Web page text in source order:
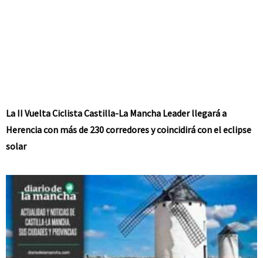
La II Vuelta Ciclista Castilla-La Mancha Leader llegará a
Herencia con más de 230 corredores y coincidirá con el eclipse
solar